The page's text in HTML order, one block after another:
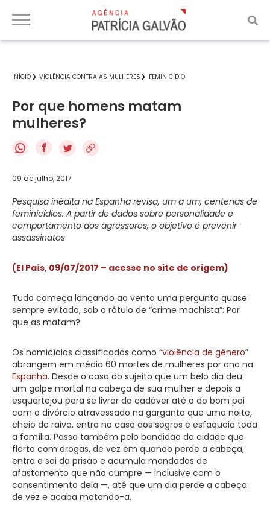
INÍCIO VIOLÊNCIA CONTRA AS MULHERES FEMINICÍDIO
Por que homens matam
mulheres?
f
09 de julho, 2017
Pesquisa inédita na Espanha revisa, um a um, centenas de
feminicídios. A partir de dados sobre personalidade e
comportamento dos agressores, o objetivo é prevenir
assassinatos
(El País, 09/07/2017 – acesse no site de origem)
Tudo começa lançando ao vento uma pergunta quase
sempre evitada, sob o rótulo de “crime machista”: Por
que as matam?
Os homicídios classificados como “violência de gênero”
abrangem em média 60 mortes de mulheres por ano na
Espanha. Desde o caso do sujeito que um belo dia deu
um golpe mortal na cabeça de sua mulher e depois a
esquartejou para se livrar do cadáver até o do bom pai
com o divórcio atravessado na garganta que uma noite,
cheio de raiva, entra na casa dos sogros e esfaqueia toda
a família. Passa também pelo bandidão da cidade que
flerta com drogas, de vez em quando perde a cabeça,
entra e sai da prisão e acumula mandados de
afastamento que não cumpre — inclusive com o
consentimento dela —, até que um dia perde a cabeça
de vez e acaba matando-a.